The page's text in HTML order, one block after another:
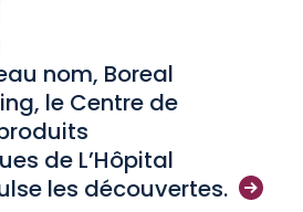
nom, Boreal
le Centre de
de L’Hôpital
les découvertes.